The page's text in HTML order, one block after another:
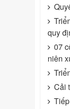
quy
07
niên
Cải